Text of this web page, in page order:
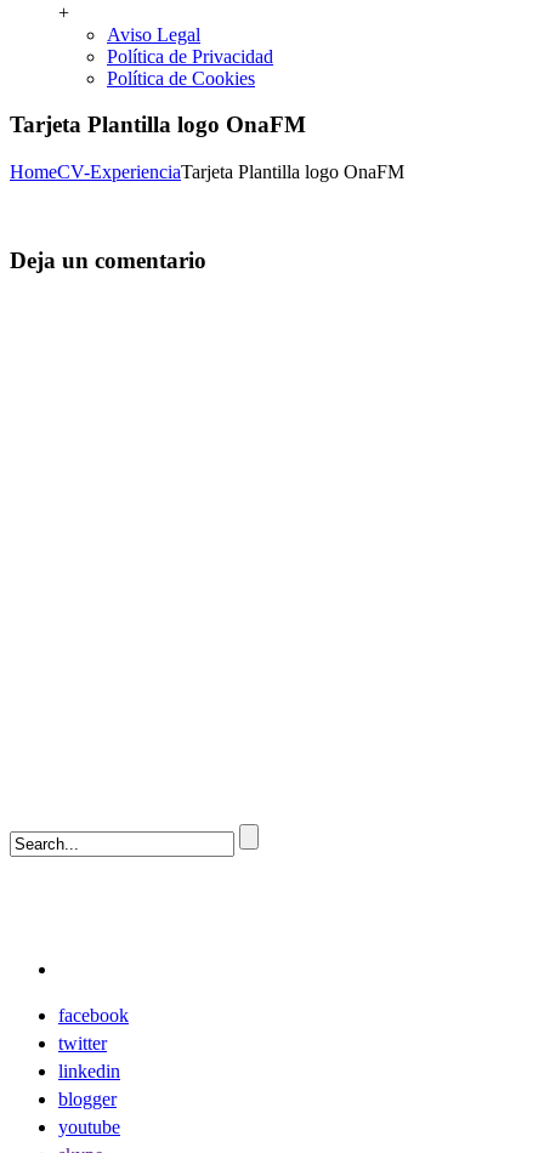
+
Aviso Legal
Política de Privacidad
Política de Cookies
Tarjeta Plantilla logo OnaFM
HomeCV-ExperienciaTarjeta Plantilla logo OnaFM
Deja un comentario
facebook
twitter
linkedin
blogger
youtube